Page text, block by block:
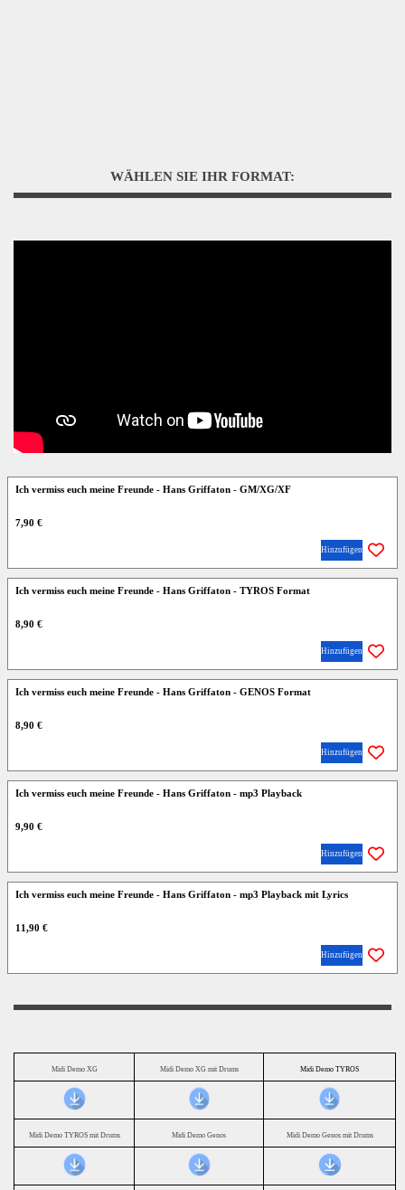
WÄHLEN SIE IHR FORMAT:
Ich vermiss euch meine Freunde - Hans Griffaton - GM/XG/XF
7,90 €
Hinzufügen
Ich vermiss euch meine Freunde - Hans Griffaton - TYROS Format
8,90 €
Hinzufügen
Ich vermiss euch meine Freunde - Hans Griffaton - GENOS Format
8,90 €
Hinzufügen
Ich vermiss euch meine Freunde - Hans Griffaton - mp3 Playback
9,90 €
Hinzufügen
Ich vermiss euch meine Freunde - Hans Griffaton - mp3 Playback mit Lyrics
11,90 €
Hinzufügen
Midi Demo XG Midi Demo XG mit Drums Midi Demo TYROS
Midi Demo TYROS mit Drums Midi Demo Genos Midi Demo Genos mit Drums